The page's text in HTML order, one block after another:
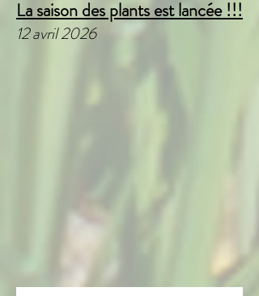
La saison des plants est lancée !!!
12 avril 2026